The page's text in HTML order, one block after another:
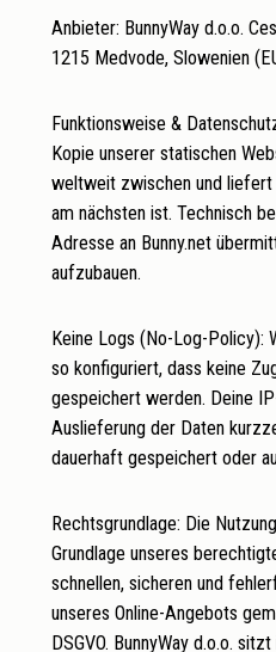
Anbieter: BunnyWay d.o.o.
1215 Medvode, Slowenien
Funktionsweise &
Kopie unserer statischen
weltweit zwischen und
am nächsten ist. Technisch
Adresse an Bunny.net
aufzubauen.
Keine Logs (No-Log-Policy):
so konfiguriert, dass keine
gespeichert werden. Deine
Auslieferung der Daten
dauerhaft gespeichert oder
Rechtsgrundlage: Die
Grundlage unseres
schnellen, sicheren und
unseres Online-Angebots
DSGVO. BunnyWay d.o.o.